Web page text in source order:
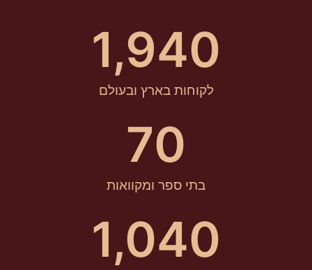
לקוחות בארץ ובעולם
1,940
בתי ספר ומקוואות
70
1,040